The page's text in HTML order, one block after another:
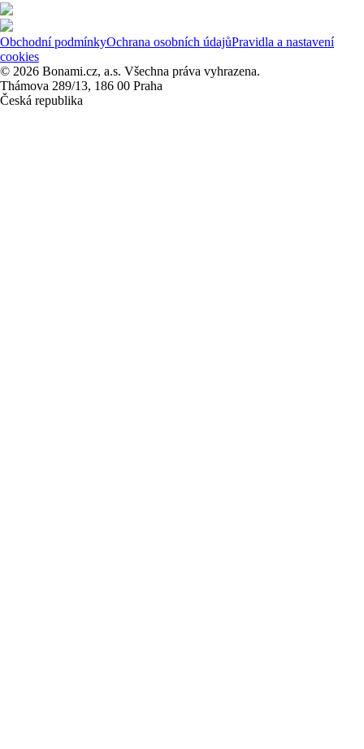
Obchodní podmínkyOchrana osobních údajůPravidla a nastavení
cookies
© 2026 Bonami.cz, a.s. Všechna práva vyhrazena.
Thámova 289/13, 186 00 Praha
Česká republika